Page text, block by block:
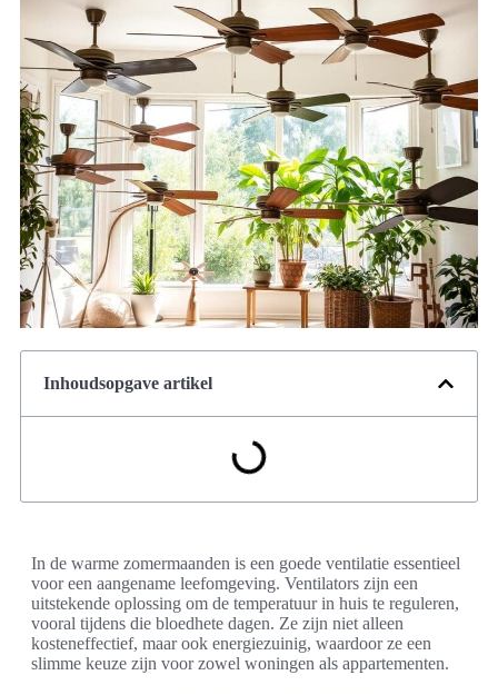
Inhoudsopgave artikel
In de warme zomermaanden is een goede ventilatie essentieel
voor een aangename leefomgeving. Ventilators zijn een
uitstekende oplossing om de temperatuur in huis te reguleren,
vooral tijdens die bloedhete dagen. Ze zijn niet alleen
kosteneffectief, maar ook energiezuinig, waardoor ze een
slimme keuze zijn voor zowel woningen als appartementen.